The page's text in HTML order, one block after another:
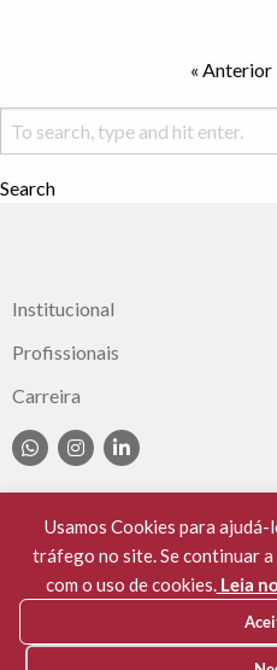
« Anterior
Search
Institucional
Profissionais
Carreira
© 2021 Cassuli Advocacia
397/99. Todos os Direitos
Usamos Cookies para
tráfego no site. Se continuar
com o uso de cookies.Leia